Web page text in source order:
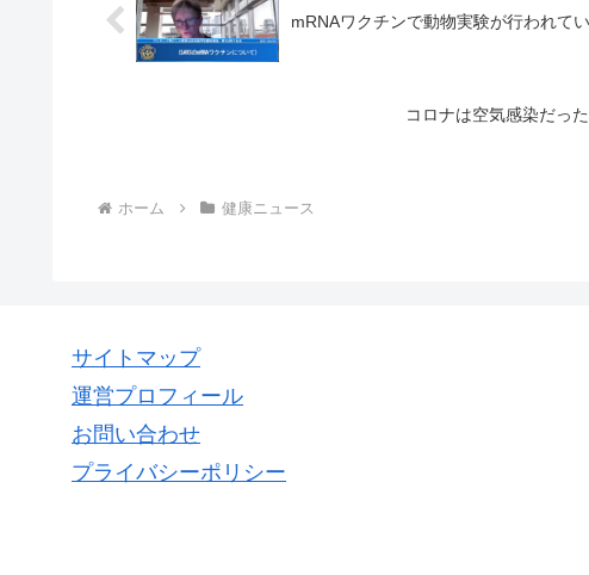
mRNAワクチンで動物実験が行われて
コロナは空気感染だっ
ホーム 健康ニュース
サイトマップ
運営プロフィール
お問い合わせ
プライバシーポリシー